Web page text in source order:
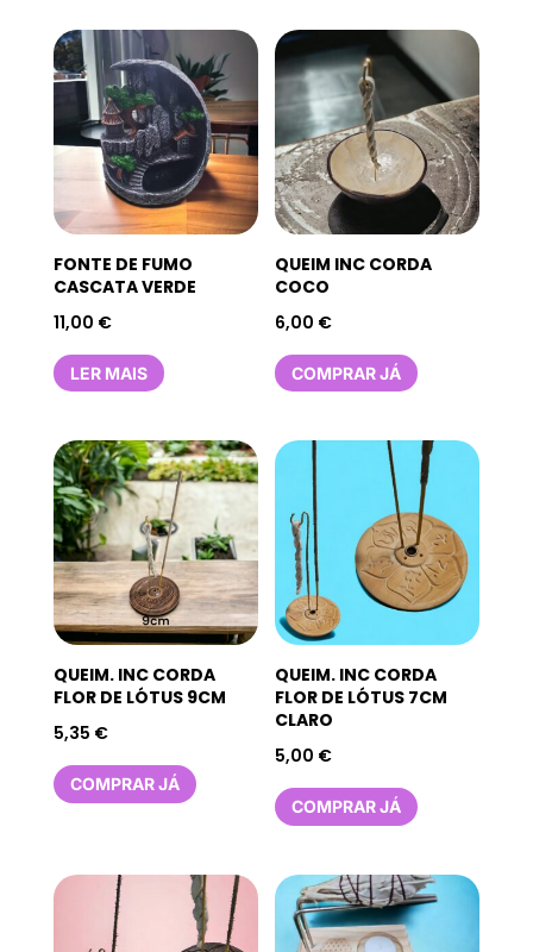
FONTE DE FUMO
CASCATA VERDE
11,00 €
LER MAIS
QUEIM INC CORDA
COCO
6,00 €
COMPRAR JÁ
QUEIM. INC CORDA
FLOR DE LÓTUS 9CM
5,35 €
COMPRAR JÁ
QUEIM. INC CORDA
FLOR DE LÓTUS 7CM
CLARO
5,00 €
COMPRAR JÁ